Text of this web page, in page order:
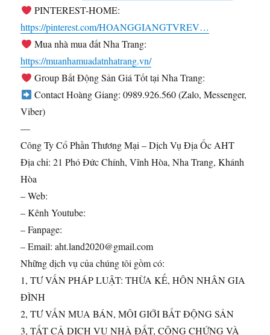
PINTEREST-HOME:
https://pinterest.com/HOANGGIANGTVREV…
Mua nhà mua đất Nha Trang:
https://muanhamuadatnhatrang.vn/
Group Bất Động Sản Giá Tốt tại Nha Trang: ​
Contact Hoàng Giang: 0989.926.560 (Zalo, Messenger,
Viber)
—
Công Ty Cổ Phần Thương Mại – Dịch Vụ Địa Ốc AHT
Địa chỉ: 21 Phó Đức Chính, Vĩnh Hòa, Nha Trang, Khánh
Hòa
– Web: ​
– Kênh Youtube: ​
– Fanpage: ​
– Email: aht.land2020@gmail.com
Những dịch vụ của chúng tôi gồm có:
1, TƯ VẤN PHÁP LUẬT: THỪA KẾ, HÔN NHÂN GIA
ĐÌNH
2, TƯ VẤN MUA BÁN, MÔI GIỚI BẤT ĐỘNG SẢN
3, TẤT CẢ DỊCH VỤ NHÀ ĐẤT, CÔNG CHỨNG VÀ